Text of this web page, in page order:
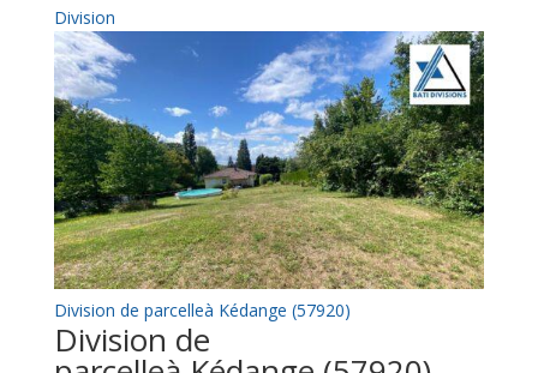
Division
Division de parcelleà Kédange (57920)
Division de